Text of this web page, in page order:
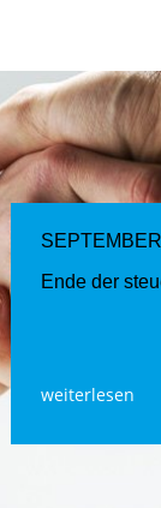
Ende der
weiterlesen